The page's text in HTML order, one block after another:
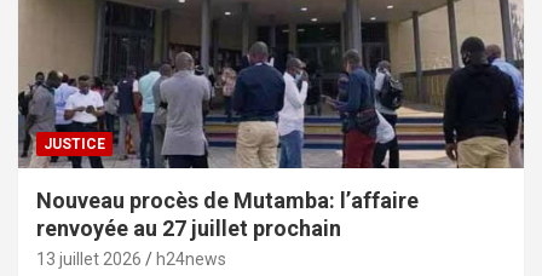
JUSTICE
Nouveau procès de Mutamba: l’affaire
renvoyée au 27 juillet prochain
13 juillet 2026 h24news